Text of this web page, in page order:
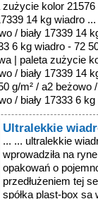
kolor
14 kg wiadro
/ biały 17339 14
6 kg wiadro - 72
| paleta zużycie
/ biały 17339 14
g/m² / a2 beżowo
/ biały 17333 6
Ultralekkie
... ... ultralekkie wiadro pomocne przy remontach ... wprowadziła na rynek lekkie i poręczne modele opakowań o pojemności 10, 5 i 3 l. nowe wiadro 5ul jest przedłużeniem tej serii. zachowano gabaryty jego ... spółka plast-box sa wprowadziła na rynek nowe, okrągłe, ultralekkie wiadro z serii ul. ... liczba producentw zainteresowanych taką możliwością jest długa. pierwsza partia wiader z serii ul trafiła już m.in. do takich firm jak: kapitan navi, pco ... wszystkich produktw plast- box sa towarzyszy troska o środowisko. nowa linia wiader ul kontynuuje tę tradycję. do wytwarzania lżejszych opakowań zużywa ... gabaryty jego poprzednika, ale zredukowano ciężar.[link1]lekkość w cenieokrągłe wiadra ul, dzięki mniejszej wadze przeznaczone są przede wszystkim dla ... wszystkim dla branż, w ktrych producenci stosują lekkie wsady. „nowe lżejsze wiadra ul to doskonałe opakowania dla przedsiębiorcw, ktrzy dla wybranych ... ultralekkie wiadro pomocne przy remontach ... wprowadziła na rynek lekkie i poręczne modele opakowań o pojemności 10, 5 i 3 l. nowe wiadro 5ul jest przedłużeniem tej serii. zachowano gabaryty jego ... spółka plast-box sa wprowadziła na rynek nowe, okrągłe, ultralekkie wiadro z serii ul. ... liczba producentw zainteresowanych taką możliwością jest długa. pierwsza partia wiader z serii ul trafiła już m.in. do takich firm jak: kapitan navi, pco ... wszystkich produktw plast- box sa towarzyszy troska o środowisko. nowa linia wiader ul kontynuuje tę tradycję. do wytwarzania lżejszych opakowań zużywa ... gabaryty jego poprzednika, ale zredukowano ciężar.[link1]lekkość w cenieokrągłe wiadra ul, dzięki mniejszej wadze przeznaczone są przede wszystkim dla ... wszystkim dla branż, w ktrych producenci stosują lekkie wsady. „nowe lżejsze wiadra ul to doskonałe opakowania dla przedsiębiorcw, ktrzy dla wybranych ... ultralekkie wiadro pomocne przy remontach ... wprowadziła na rynek lekkie i poręczne modele opakowań o pojemności 10, 5 i 3 l. nowe wiadro 5ul jest przedłużeniem tej serii. zachowano gabaryty jego ... spółka plast-box sa wprowadziła na rynek nowe, okrągłe, ultralekkie wiadro z serii ul. ... liczba producentw zainteresowanych taką możliwością jest długa. pierwsza partia wiader z serii ul trafiła już m.in. do takich firm jak: kapitan navi, pco ... wszystkich produktw plast- box sa towarzyszy troska o środowisko. nowa linia wiader ul kontynuuje tę tradycję. do wytwarzania lżejszych opakowań zużywa ... gabaryty jego poprzednika, ale zredukowano ciężar.[link1]lekkość w cenieokrągłe wiadra ul, dzięki mniejszej wadze przeznaczone są przede wszystkim dla ... wszystkim dla branż, w ktrych producenci stosują lekkie wsady. „nowe lżejsze wiadra ul to doskonałe opakowania dla przedsiębiorcw, ktrzy dla wybranych ... ultralekkie wiadro pomocne przy remontach ... wprowadziła na rynek lekkie i poręczne modele opakowań o pojemności 10, 5 i 3 l. nowe wiadro 5ul jest przedłużeniem tej serii. zachowano gabaryty jego ... spółka plast-box sa wprowadziła na rynek nowe, okrągłe, ultralekkie wiadro z serii ul. ... liczba producentw zainteresowanych taką możliwością jest długa. pierwsza partia wiader z serii ul trafiła już m.in. do takich firm jak: kapitan navi, pco ... wszystkich produktw plast- box sa towarzyszy troska o środowisko. nowa linia wiader ul kontynuuje tę tradycję. do wytwarzania lżejszych opakowań zużywa ... gabaryty jego poprzednika, ale zredukowano ciężar.[link1]lekkość w cenieokrągłe wiadra ul, dzięki mniejszej wadze przeznaczone są przede wszystkim dla ... wszystkim dla branż, w ktrych producenci stosują lekkie wsady. „nowe lżejsze wiadra ul to doskonałe opakowania dla przedsiębiorcw, ktrzy dla wybranych ... ultralekkie wiadro pomocne przy remontach ... wprowadziła na rynek lekkie i poręczne modele opakowań o pojemności 10, 5 i 3 l. nowe wiadro 5ul jest przedłużeniem tej serii. zachowano gabaryty jego